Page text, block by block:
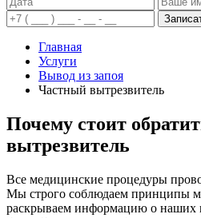
Главная
Услуги
Вывод из запоя
Частный вытрезвитель
Почему стоит
вытрезвитель
Все медицинские процедуры
Мы строго соблюдаем принципы
раскрываем информацию о наших